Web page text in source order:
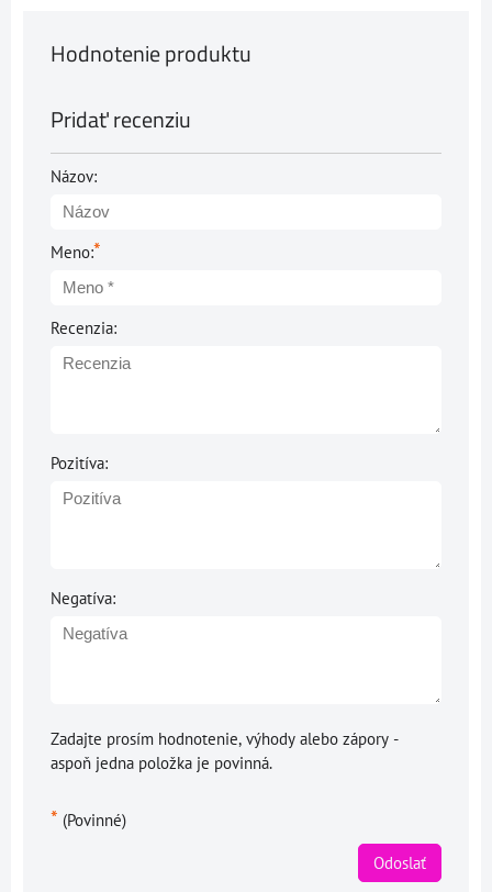
Hodnotenie produktu
Pridať recenziu
Názov:
Meno:*
Recenzia:
Pozitíva:
Negatíva:
Zadajte prosím hodnotenie, výhody alebo zápory -
aspoň jedna položka je povinná.
* (Povinné)
Odoslať